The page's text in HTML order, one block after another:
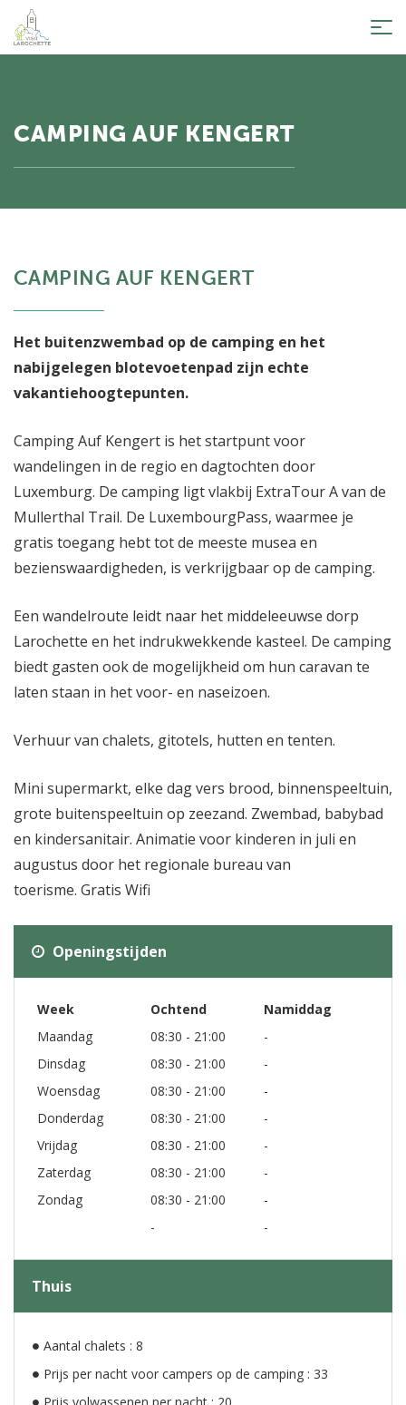
CAMPING AUF KENGERT
CAMPING AUF KENGERT
Het buitenzwembad op de camping en het
nabijgelegen blotevoetenpad zijn echte
vakantiehoogtepunten.
Camping Auf Kengert is het startpunt voor
wandelingen in de regio en dagtochten door
Luxemburg. De camping ligt vlakbij ExtraTour A van de
Mullerthal Trail. De LuxembourgPass, waarmee je
gratis toegang hebt tot de meeste musea en
bezienswaardigheden, is verkrijgbaar op de camping.
Een wandelroute leidt naar het middeleeuwse dorp
Larochette en het indrukwekkende kasteel. De camping
biedt gasten ook de mogelijkheid om hun caravan te
laten staan in het voor- en naseizoen.
Verhuur van chalets, gitotels, hutten en tenten.
Mini supermarkt, elke dag vers brood, binnenspeeltuin,
grote buitenspeeltuin op zeezand. Zwembad, babybad
en kindersanitair. Animatie voor kinderen in juli en
augustus door het regionale bureau van
toerisme. Gratis Wifi
Openingstijden
Week Ochtend
Namiddag
Maandag
08:30 - 21:00
-
Dinsdag
08:30 - 21:00
-
Woensdag
08:30 - 21:00
-
Donderdag
08:30 - 21:00
-
Vrijdag
08:30 - 21:00
-
Zaterdag
08:30 - 21:00
-
Zondag
08:30 - 21:00
-
-
-
Thuis
Aantal chalets : 8
Prijs per nacht voor campers op de camping : 33